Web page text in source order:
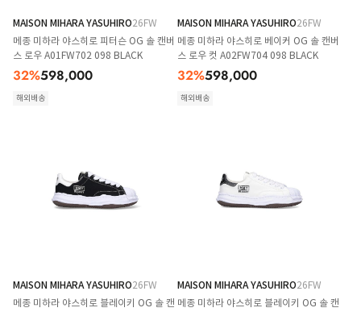
MAISON MIHARA YASUHIRO26FW
메종 미하라 야스히로 피터슨 OG 솔 캔버
스 로우 A01FW702 098 BLACK
32%598,000
해외배송
MAISON MIHARA YASUHIRO26FW
메종 미하라 야스히로 베이커 OG 솔 캔버
스 로우 컷 A02FW704 098 BLACK
32%598,000
해외배송
MAISON MIHARA YASUHIRO26FW
메종 미하라 야스히로 블레이키 OG 솔 캔
MAISON MIHARA YASUHIRO26FW
메종 미하라 야스히로 블레이키 OG 솔 캔